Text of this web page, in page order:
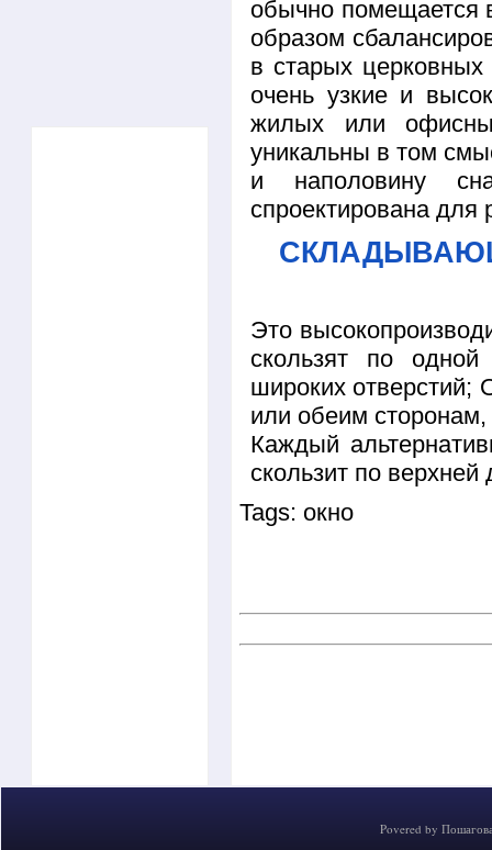
обычно помещается
образом
в старых
очень узкие и
жилых или
уникальны в том
и наполовину
спроектирована
Это
скользят по
широких отверстий;
или обеим
Каждый
скользит по верхней
Tags: окно
Povered by